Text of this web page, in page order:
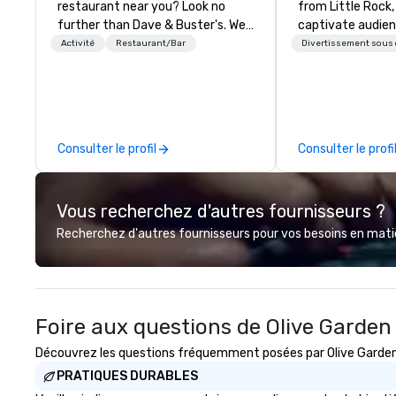
restaurant near you? Look no
further than Dave & Buster's. We
have amazing games and award-
Activité Restaurant/Bar
Consulter le profil
from Little Rock,
captivate
with their piano,
people of all
songs in their
musical
impressive.
Divertissement sous
Consulter le profil
Vous recherchez d'autres fournisseurs ?
Recherchez d'autres fournisseurs pour vos besoins en
Foire aux questions de Olive
Découvrez les questions fréquemment posées par Olive
PRATIQUES DURABLES